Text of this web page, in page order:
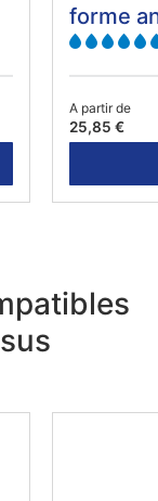
forme
A partir de
25,85 €